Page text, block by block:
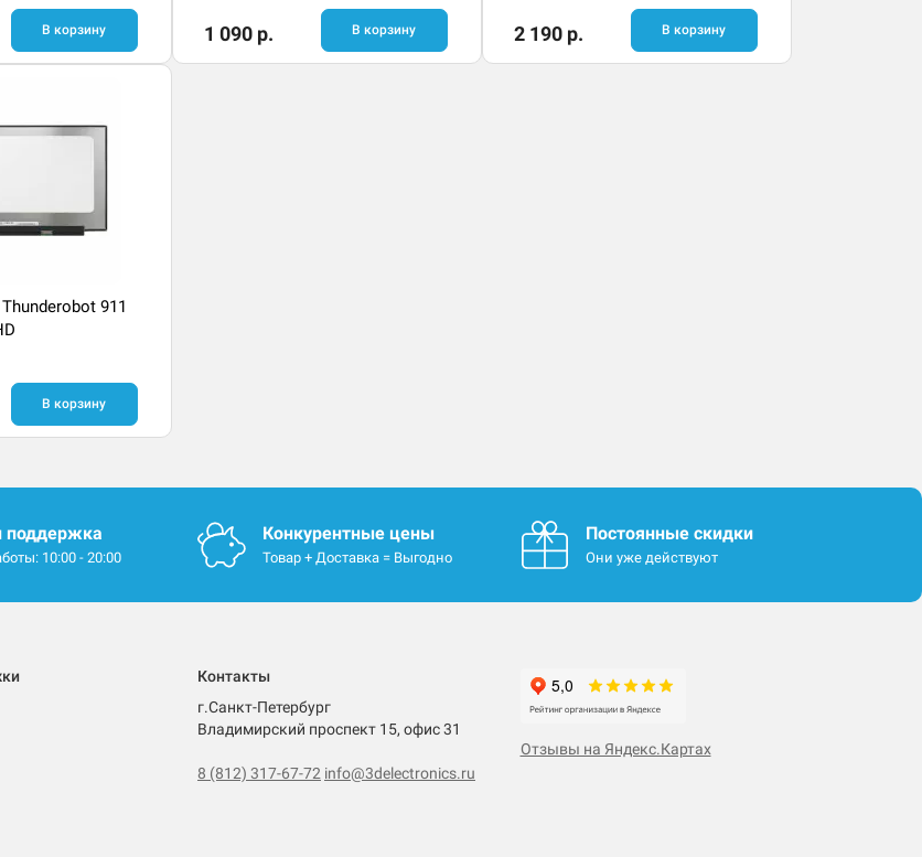
В корзину 1 090 р. В корзину 2 190 р. В корзину
911
В корзину
поддержка
10:00 - 20:00
Конкурентные цены
Товар + Доставка = Выгодно
Постоянные скидки
Они уже действуют
Контакты
г.Санкт-Петербург
Владимирский проспект 15, офис 31
8 (812) 317-67-72 info@3delectronics.ru
Отзывы на Яндекс.Картах